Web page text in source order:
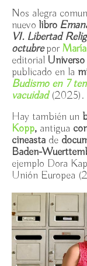
sábado 2
26.10-
Compasión,
la
Mercé,
edición
Biografía
Drolma en
Nos alegra
nuevo libro
VI. Libertad
octubrepor
editorial
publicado en la
Budismo en 7
vacuidad (2025).
Hay también un
Kopp, antigua
cineasta de
Baden-
ejemplo Dora
Unión Europea